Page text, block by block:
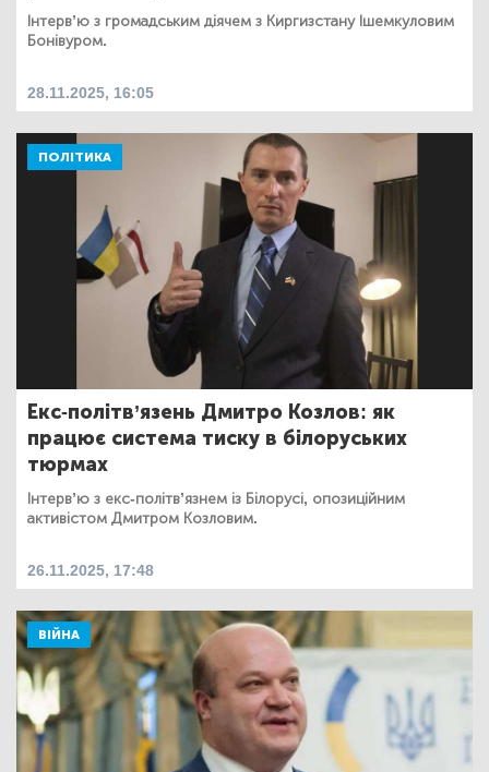
Інтерв’ю з громадським діячем з Киргизстану Ішемкуловим
Бонівуром.
28.11.2025, 16:05
ПОЛІТИКА
Екс-політв’язень Дмитро Козлов: як
працює система тиску в білоруських
тюрмах
Інтерв’ю з екс-політв’язнем із Білорусі, опозиційним
активістом Дмитром Козловим.
26.11.2025, 17:48
ВІЙНА